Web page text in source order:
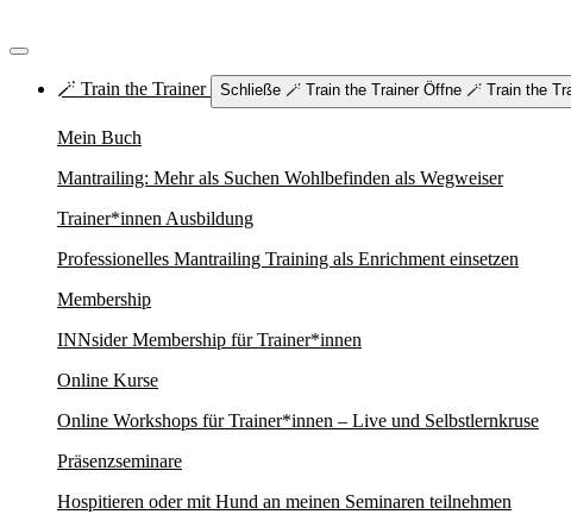
🪄 Train the Trainer Schließe 🪄 Train the Trainer Öffne 🪄 Train the
Mein Buch
Mantrailing: Mehr als Suchen Wohlbefinden als Wegweiser
Trainer*innen Ausbildung
Professionelles Mantrailing Training als Enrichment einsetzen
Membership
INNsider Membership für Trainer*innen
Online Kurse
Online Workshops für Trainer*innen – Live und Selbstlernkruse
Präsenzseminare
Hospitieren oder mit Hund an meinen Seminaren teilnehmen